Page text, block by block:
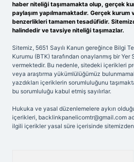
haber niteliği taşımamakta olup, gerçek
paylaşım yapılmamaktadır. Gerçek kurum
benzerlikleri tamamen tesadüfidir.
halindedir ve tavsiye niteliği taşımazlar.
Sitemiz, 5651 Sayılı Kanun gereğince Bilgi
Kurumu (BTK) tarafından onaylanmış bir Yer
vermektedir. Bu nedenle, sitedeki içerikleri
veya araştırma yükümlülüğümüz
yazdıkları içeriklerin sorumluluğunu
bu sorumluluğu kabul etmiş sayılırlar.
Hukuka ve yasal düzenlemelere aykırı
içerikleri, backlinkpanelicomtr@gmail.com
ilgili içerikler yasal süre içerisinde sitemizden